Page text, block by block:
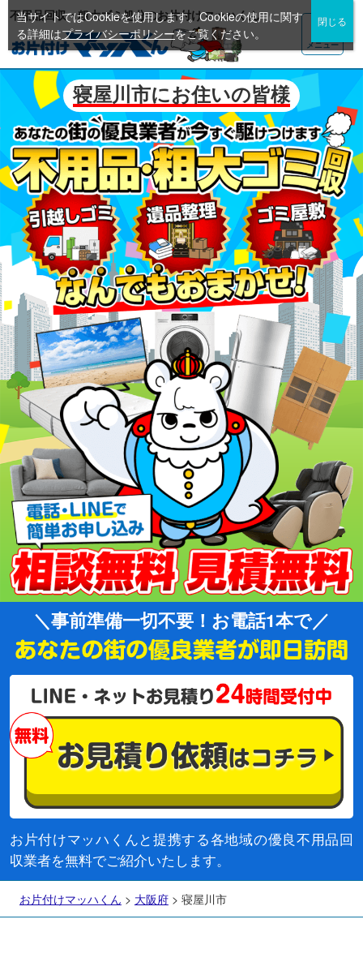
不用品回収・粗大ゴミ処分のお片付けマッハくん
メニュー
寝屋川市にお住いの皆様
事前準備一切不要！お電話1本で
お片付けマッハくんと提携する各地域の優良不用品回
収業者を無料でご紹介いたします。
お片付けマッハくん > 大阪府> 寝屋川市
当サイトではCookieを使用します。Cookieの使用に関す
る詳細はプライバシーポリシーをご覧ください。